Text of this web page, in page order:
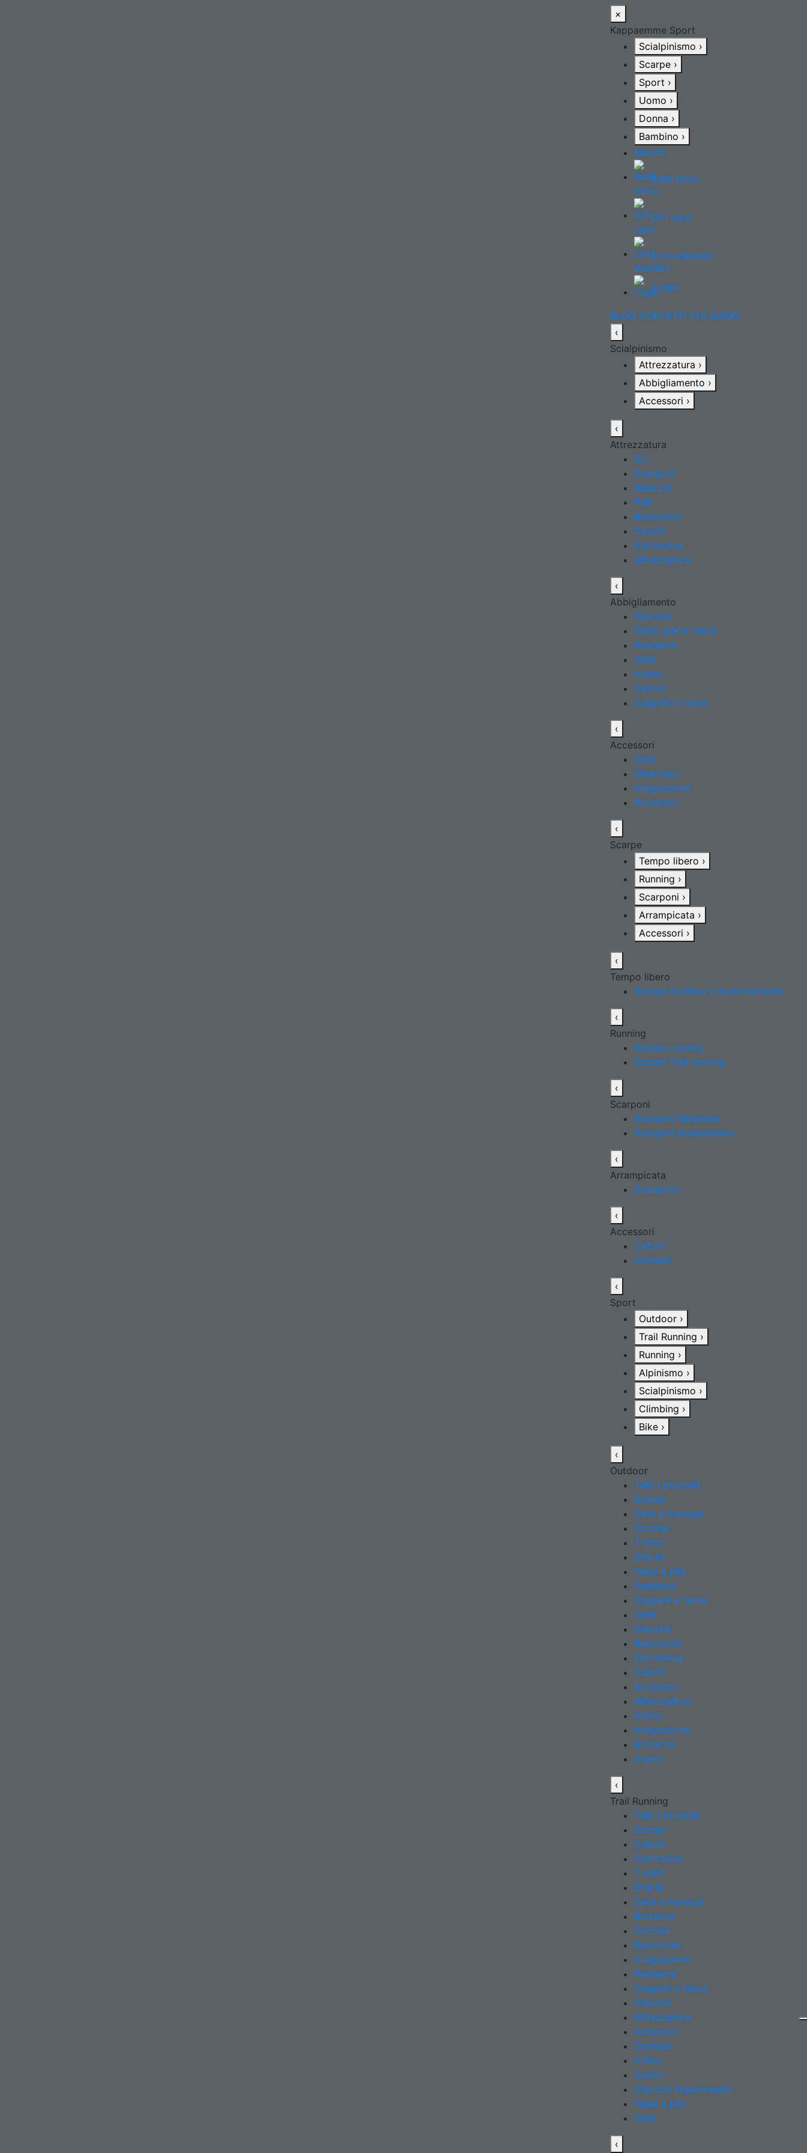
×
Kappaemme Sport
Scialpinismo ›
Scarpe ›
Sport ›
Uomo ›
Donna ›
Bambino ›
Marchi
Saldi estivi
Gift card
Lista desideri
Login
BLOG CONTATTI CHI SIAMO
‹
Scialpinismo
Attrezzatura ›
Abbigliamento ›
Accessori ›
‹
Attrezzatura
Sci
Scarponi
Attacchi
Pelli
Bastoncini
Caschi
Elettronica
Attrezzatura
‹
Abbigliamento
Giacche
Felpe, pile e tutine
Pantaloni
Gilet
Intimo
Calzini
Cappelli e fasce
‹
Accessori
Zaini
Maschere
Integrazione
Accessori
‹
Scarpe
Tempo libero ›
Running ›
Scarponi ›
Arrampicata ›
Accessori ›
‹
Tempo libero
Scarpe Outdoor e avvicinamento
‹
Running
Scarpe running
Scarpe Trail running
‹
Scarponi
Scarponi Alpinismo
Scarponi Scialpinismo
‹
Arrampicata
Scarpette
‹
Accessori
Calzini
Gambali
‹
Sport
Outdoor ›
Trail Running ›
Running ›
Alpinismo ›
Scialpinismo ›
Climbing ›
Bike ›
‹
Outdoor
Tutti i prodotti
Scarpe
Zaini e marsupi
Occhiali
T-shirt
Shorts
Felpe e pile
Pantaloni
Cappelli e fasce
Gilet
Giacche
Bastoncini
Elettronica
Calzini
Accessori
Attrezzatura
Intimo
Integrazione
Borracce
Guanti
‹
Trail Running
Tutti i prodotti
Scarpe
Calzini
Elettronica
T-shirt
Shorts
Zaini e marsupi
Borracce
Occhiali
Bastoncini
Integrazione
Pantaloni
Cappelli e fasce
Giacche
Attrezzatura
Accessori
Gambali
Intimo
Guanti
Giacche impermeabili
Felpe e pile
Gilet
‹